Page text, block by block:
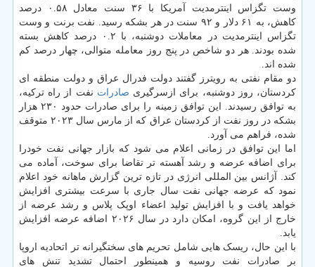
وست تگزاس اینترمدیت آمریکا با ۳۶ سنت معادل ۰.۵۸ درصد
کاهش، به ۶۱ دلار و ۹۲ سنت در هر بشکه رسید. نفت برنت و وست
تگزاس اینترمدیت در معاملات دوشنبه، با ۰.۲ درصد کاهش بسته
شده بودند. هر دو شاخص در پنج روز معامله متوالی، چهار درصد کم
شده اند.
دو مقام نفتی به رویترز گفتند دولت فدرال عراق و دولت منطقه ای
کردستان، روز دوشنبه، برای ازسرگیری صادرات نفت از راه ترکیه،
به توافق رسیدند. این توافق زمینه را برای صادرات حدود ۲۳۰ هزار
بشکه در روز نفت از کردستان عراق که از مارس سال ۲۰۲۳ متوقف
شده، فراهم می آورد.
اما این توافق در زمانی اعلام می شود که بازار جهانی نفت خودرا
برای اضافه عرضه و رشد آهسته تر تقاضا برای سوخت، آماده می
کند. آژانس بین المللی انرژی در تازه ترین گزارش ماهانه خود اعلام
نمود که عرضه جهانی نفت سال جاری با سرعت بیشتری افزایش
خواهد یافت و با افزایش تولید اعضاء اوپک پلاس و رشد عرضه از
خارج از این گروه، امکان دارد در سال ۲۰۲۶ اضافه عرضه افزایش
یابد.
با این حال، ریسک هایی شامل تحریم های سختگیرانه تر اتحادیه اروپا
بر صادرات نفت روسیه و همینطور احتمال تشدید تنش های